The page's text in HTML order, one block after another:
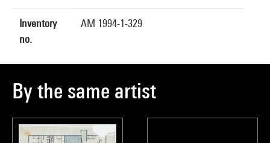
Inventory
no.
AM 1994-1-329
By the same artist